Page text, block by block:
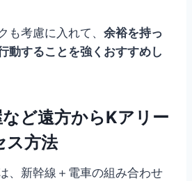
も考慮に入れて、 余裕を持っ
動することを強くおすすめし
ど遠方からKアリー
ス方法
、新幹線＋電車の組み合わせ